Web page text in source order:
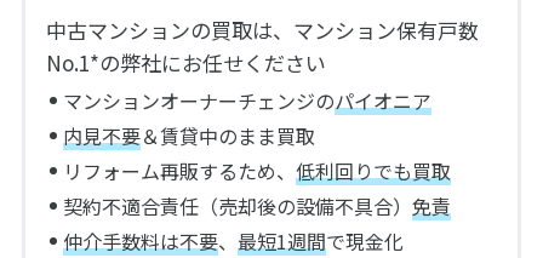
中古マンションの買取は、マンション保有戸数
No.1*の弊社にお任せください
マンションオーナーチェンジのパイオニア
内見不要＆賃貸中のまま買取
リフォーム再販するため、低利回りでも買取
契約不適合責任（売却後の設備不具合）免責
仲介手数料は不要、最短1週間で現金化